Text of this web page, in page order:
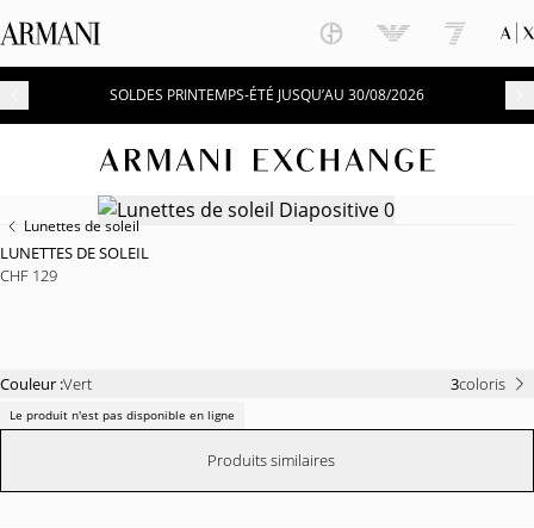
SOLDES PRINTEMPS-ÉTÉ JUSQU’AU 30/08/2026
Lunettes de soleil
Couleur :Vert 3coloris
Le produit n'est pas disponible en ligne
Produits similaires
LUNETTES DE SOLEIL
CHF 129